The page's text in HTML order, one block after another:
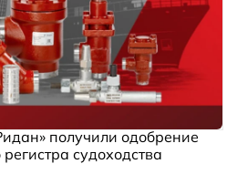
получили одобрение
судоходства